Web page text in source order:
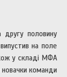
половину
на поле
у складі МФА
команди